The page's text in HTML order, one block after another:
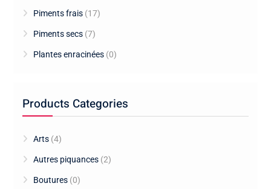
Piments frais (17)
Piments secs (7)
Plantes enracinées (0)
Products Categories
Arts (4)
Autres piquances (2)
Boutures (0)